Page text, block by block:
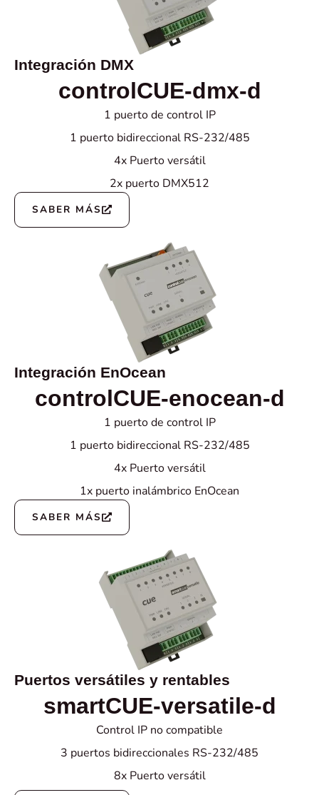
Integración DMX
controlCUE-dmx-d
1 puerto de control IP
1 puerto bidireccional RS-232/485
4x Puerto versátil
2x puerto DMX512
SABER MÁS
Integración EnOcean
controlCUE-enocean-d
1 puerto de control IP
1 puerto bidireccional RS-232/485
4x Puerto versátil
1x puerto inalámbrico EnOcean
SABER MÁS
Puertos versátiles y rentables
smartCUE-versatile-d
Control IP no compatible
3 puertos bidireccionales RS-232/485
8x Puerto versátil